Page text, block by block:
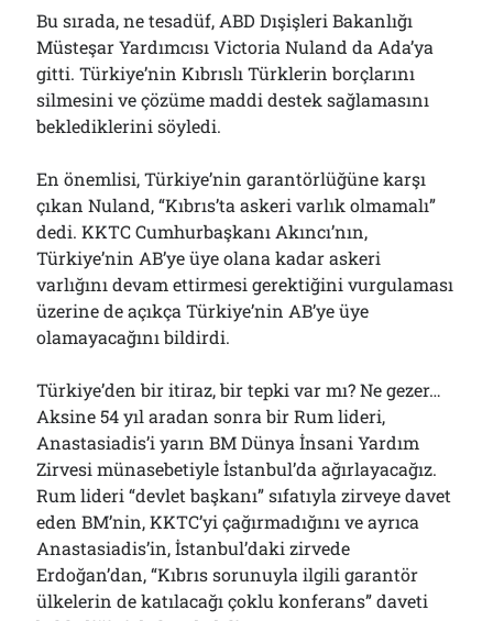
Bu sırada, ne tesadüf, ABD Dışişleri Bakanlığı
Müsteşar Yardımcısı Victoria Nuland da Ada’ya
gitti. Türkiye’nin Kıbrıslı Türklerin borçlarını
silmesini ve çözüme maddi destek sağlamasını
beklediklerini söyledi.
En önemlisi, Türkiye’nin garantörlüğüne karşı
çıkan Nuland, “Kıbrıs’ta askeri varlık olmamalı”
dedi. KKTC Cumhurbaşkanı Akıncı’nın,
Türkiye’nin AB’ye üye olana kadar askeri
varlığını devam ettirmesi gerektiğini vurgulaması
üzerine de açıkça Türkiye’nin AB’ye üye
olamayacağını bildirdi.
Türkiye’den bir itiraz, bir tepki var mı? Ne gezer…
Aksine 54 yıl aradan sonra bir Rum lideri,
Anastasiadis’i yarın BM Dünya İnsani Yardım
Zirvesi münasebetiyle İstanbul’da ağırlayacağız.
Rum lideri “devlet başkanı” sıfatıyla zirveye davet
eden BM’nin, KKTC’yi çağırmadığını ve ayrıca
Anastasiadis’in, İstanbul’daki zirvede
Erdoğan’dan, “Kıbrıs sorunuyla ilgili garantör
ülkelerin de katılacağı çoklu konferans” daveti